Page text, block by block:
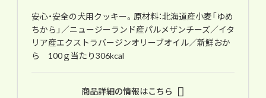
安心・安全の犬用クッキー。原材料：北海道産小麦「ゆめ
ちから」／ニュージーランド産パルメザンチーズ／イタ
リア産エクストラバージンオリーブオイル／新鮮おか
ら 100ｇ当たり306kcal
商品詳細の情報はこちら